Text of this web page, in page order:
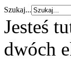
Szukaj...
Jesteś
dwóch